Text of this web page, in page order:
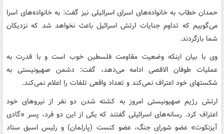
حمدان خطاب به خانواده‌های اسرای اسرائیلی نیز گفت: به خانواده‌های اسرا
می‌گوییم که تداوم جنایات ارتش اسرائیل باعث نخواهد شد که نزدیکان
شما بازگردند.
وی با بیان اینکه وضعیت مقاومت فلسطین خوب است و با قدرت به
عملیات طوفان الاقصی ادامه می‌دهد، گفت: دشمن صهیونیستی به
شکستهای خود اعتراف نمی‌کند و تعداد واقعی تلفات را اعلام نمی‌کند.
ارتش رژیم صهیونیستی امروز به کشته شدن دو نفر از نیروهای خود
اعتراف کرد. رسانه‌های اسرائیلی گفتند که یکی از این دو فرد، پسر «گادی
آیزنکوت» عضو شورای جنگ، عضو کنست (پارلمان) و رئیس اسبق ستاد